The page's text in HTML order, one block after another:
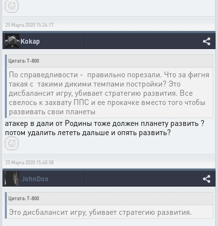
25 Марта 2020 15:24:17
Kokap
Цитата: T-800
По справедливости - правильно порезали. Что за фигня
такая с такими дикими темпами постройки? Это
дисбалансит игру, убивает стратегию развития. Все
свелось к захвату ППС и ее прокачке вместо того чтобы
развивать свои планеты
атакер в дали от Родины тоже должен планету развить ?
потом удалить лететь дальше и опять развить?
25 Марта 2020 15:40:58
JohnDoo
Цитата: T-800
Это дисбалансит игру, убивает стратегию развития.